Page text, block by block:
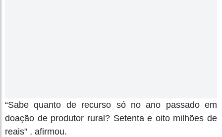
“Sabe quanto de recurso só no ano passado em
doação de produtor rural? Setenta e oito milhões de
reais” , afirmou.